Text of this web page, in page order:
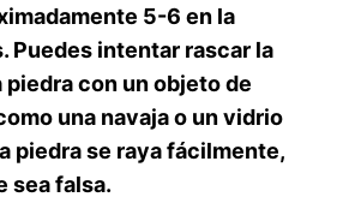
5-6 en la
Puedes intentar rascar la
con un objeto de
una navaja o un vidrio
piedra se raya fácilmente,
sea falsa.